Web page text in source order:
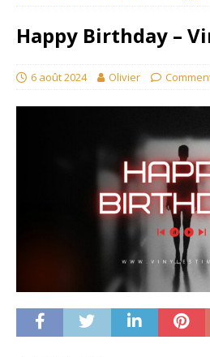
Happy Birthday –
6 août 2024 Olivier